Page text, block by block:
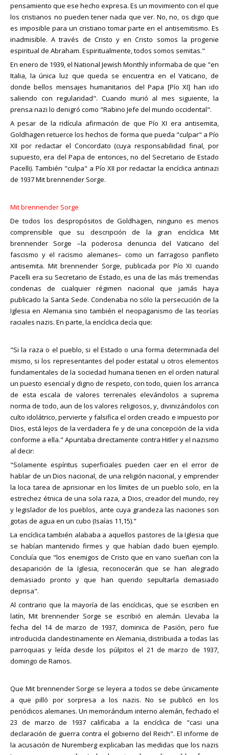
pensamiento que ese hecho expresa. Es un movimiento con el que
los cristianos no pueden tener nada que ver. No, no, os digo que
es imposible para un cristiano tomar parte en el antisemitismo. Es
inadmisible. A través de Cristo y en Cristo somos la progenie
espiritual de Abraham. Espiritualmente, todos somos semitas."
En enero de 1939, el National Jewish Monthly informaba de que "en
Italia, la única luz que queda se encuentra en el Vaticano, de
donde bellos mensajes humanitarios del Papa [Pío XI] han ido
saliendo con regularidad". Cuando murió al mes siguiente, la
prensa nazi lo denigró como "Rabino Jefe del mundo occidental".
A pesar de la ridícula afirmación de que Pío XI era antisemita,
Goldhagen retuerce los hechos de forma que pueda "culpar" a Pío
XII por redactar el Concordato (cuya responsabilidad final, por
supuesto, era del Papa de entonces, no del Secretario de Estado
Pacelli). También "culpa" a Pío XII por redactar la encíclica antinazi
de 1937 Mit brennender Sorge.
Mit brennender Sorge
De todos los despropósitos de Goldhagen, ninguno es menos
comprensible que su descripción de la gran encíclica Mit
brennender Sorge –la poderosa denuncia del Vaticano del
fascismo y el racismo alemanes– como un farragoso panfleto
antisemita. Mit brennender Sorge, publicada por Pío XI cuando
Pacelli era su Secretario de Estado, es una de las más tremendas
condenas de cualquier régimen nacional que jamás haya
publicado la Santa Sede. Condenaba no sólo la persecución de la
Iglesia en Alemania sino también el neopaganismo de las teorías
raciales nazis. En parte, la encíclica decía que:
"Si la raza o el pueblo, si el Estado o una forma determinada del
mismo, si los representantes del poder estatal u otros elementos
fundamentales de la sociedad humana tienen en el orden natural
un puesto esencial y digno de respeto, con todo, quien los arranca
de esta escala de valores terrenales elevándolos a suprema
norma de todo, aun de los valores religiosos, y, divinizándolos con
culto idolátrico, pervierte y falsifica el orden creado e impuesto por
Dios, está lejos de la verdadera fe y de una concepción de la vida
conforme a ella." Apuntaba directamente contra Hitler y el nazismo
al decir:
"Solamente espíritus superficiales pueden caer en el error de
hablar de un Dios nacional, de una religión nacional, y emprender
la loca tarea de aprisionar en los límites de un pueblo solo, en la
estrechez étnica de una sola raza, a Dios, creador del mundo, rey
y legislador de los pueblos, ante cuya grandeza las naciones son
gotas de agua en un cubo (Isaías 11,15)."
La encíclica también alababa a aquellos pastores de la Iglesia que
se habían mantenido firmes y que habían dado buen ejemplo.
Concluía que "los enemigos de Cristo que en vano sueñan con la
desaparición de la Iglesia, reconocerán que se han alegrado
demasiado pronto y que han querido sepultarla demasiado
deprisa".
Al contrario que la mayoría de las encíclicas, que se escriben en
latín, Mit brennender Sorge se escribió en alemán. Llevaba la
fecha del 14 de marzo de 1937, dominica de Pasión, pero fue
introducida clandestinamente en Alemania, distribuida a todas las
parroquias y leída desde los púlpitos el 21 de marzo de 1937,
domingo de Ramos.
Que Mit brennender Sorge se leyera a todos se debe únicamente
a que pilló por sorpresa a los nazis. No se publicó en los
periódicos alemanes. Un memorándum interno alemán, fechado el
23 de marzo de 1937 calificaba a la encíclica de "casi una
declaración de guerra contra el gobierno del Reich". El informe de
la acusación de Nuremberg explicaban las medidas que los nazis